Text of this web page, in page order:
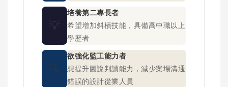
💡
培養第二專長者
希望增加斜槓技能，具備高中職以上
學歷者
🔍
欲強化監工能力者
想提升圖說判讀能力，減少案場溝通
錯誤的設計從業人員